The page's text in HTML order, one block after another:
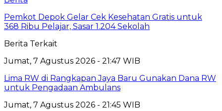
Pemkot Depok Gelar Cek Kesehatan Gratis untuk
368 Ribu Pelajar, Sasar 1.204 Sekolah
Berita Terkait
Jumat, 7 Agustus 2026 - 21:47 WIB
Lima RW di Rangkapan Jaya Baru Gunakan Dana RW
untuk Pengadaan Ambulans
Jumat, 7 Agustus 2026 - 21:45 WIB